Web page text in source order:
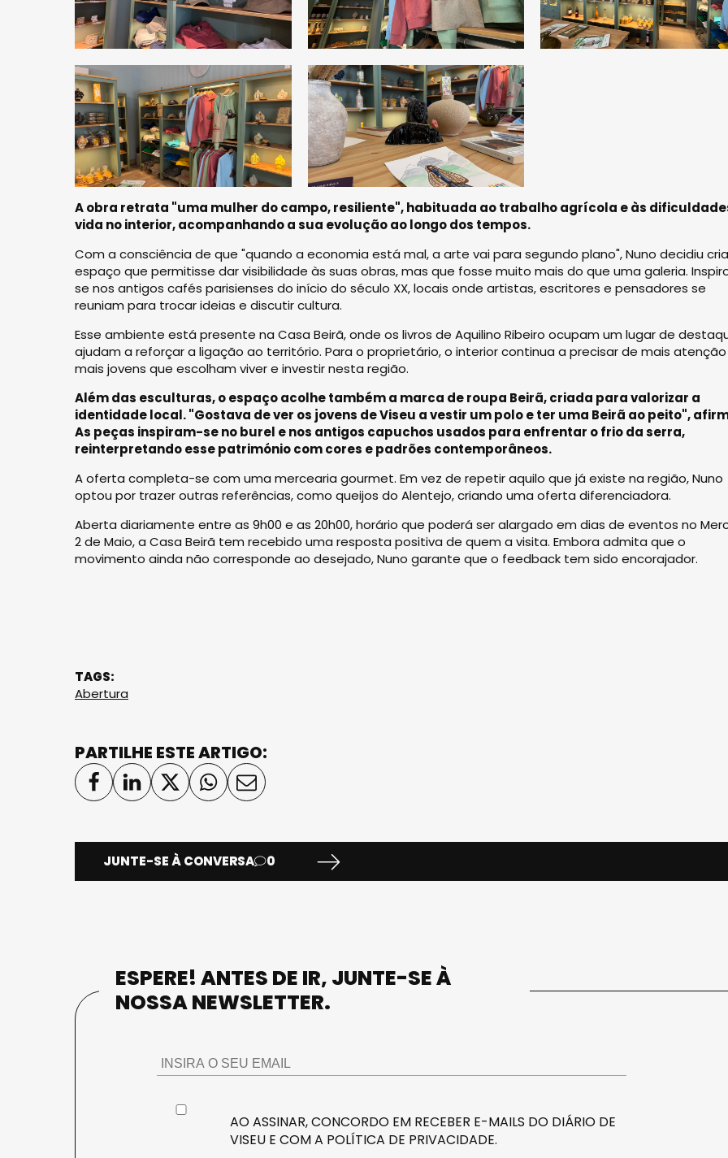
A obra retrata "uma mulher do campo, resiliente", habituada ao trabalho agrícola e às
vida no interior, acompanhando a sua evolução ao longo dos tempos.
Com a consciência de que "quando a economia está mal, a arte vai para segundo plano", Nuno decidiu
espaço que permitisse dar visibilidade às suas obras, mas que fosse muito mais do que uma galeria.
se nos antigos cafés parisienses do início do século XX, locais onde artistas, escritores e pensadores se
reuniam para trocar ideias e discutir cultura.
Esse ambiente está presente na Casa Beirã, onde os livros de Aquilino Ribeiro ocupam um lugar de
ajudam a reforçar a ligação ao território. Para o proprietário, o interior continua a precisar de mais
mais jovens que escolham viver e investir nesta região.
Além das esculturas, o espaço acolhe também a marca de roupa Beirã, criada para valorizar a
identidade local. "Gostava de ver os jovens de Viseu a vestir um polo e ter uma Beirã ao peito",
As peças inspiram-se no burel e nos antigos capuchos usados para enfrentar o frio da serra,
reinterpretando esse património com cores e padrões contemporâneos.
A oferta completa-se com uma mercearia gourmet. Em vez de repetir aquilo que já existe na região, Nuno
optou por trazer outras referências, como queijos do Alentejo, criando uma oferta diferenciadora.
Aberta diariamente entre as 9h00 e as 20h00, horário que poderá ser alargado em dias de eventos no
2 de Maio, a Casa Beirã tem recebido uma resposta positiva de quem a visita. Embora admita que o
movimento ainda não corresponde ao desejado, Nuno garante que o feedback tem sido encorajador.
TAGS:
Abertura
PARTILHE ESTE ARTIGO:
JUNTE-SE À CONVERSA 0
ESPERE! ANTES DE IR, JUNTE-SE À
NOSSA NEWSLETTER.
AO ASSINAR, CONCORDO EM RECEBER E-MAILS DO DIÁRIO DE
VISEU E COM A POLÍTICA DE PRIVACIDADE.